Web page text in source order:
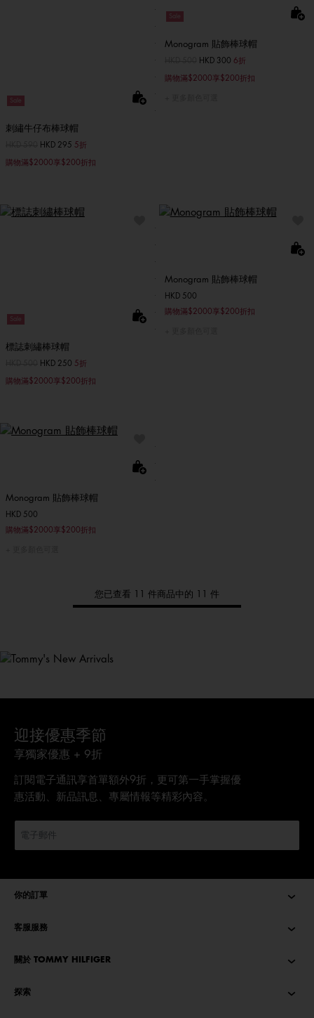
Sale
刺繡牛仔布棒球帽
價格扣減從至HKD 295 5折
購物滿$2000享$200折扣
Sale
Monogram 貼飾棒球帽
價格扣減從至HKD 300 6折
購物滿$2000享$200折扣
Sale
標誌刺繡棒球帽
價格扣減從至HKD 250 5折
購物滿$2000享$200折扣
Monogram 貼飾棒球帽
HKD 500
購物滿$2000享$200折扣
Monogram 貼飾棒球帽
HKD 500
購物滿$2000享$200折扣
您已查看 11 件商品中的 11 件
迎接優惠季節
享獨家優惠 + 9折
訂閱電子通訊享首單額外9折，更可第一手掌握優
惠活動、新品訊息、專屬情報等精彩內容。
你的訂單
客服服務
關於 TOMMY HILFIGER
探索